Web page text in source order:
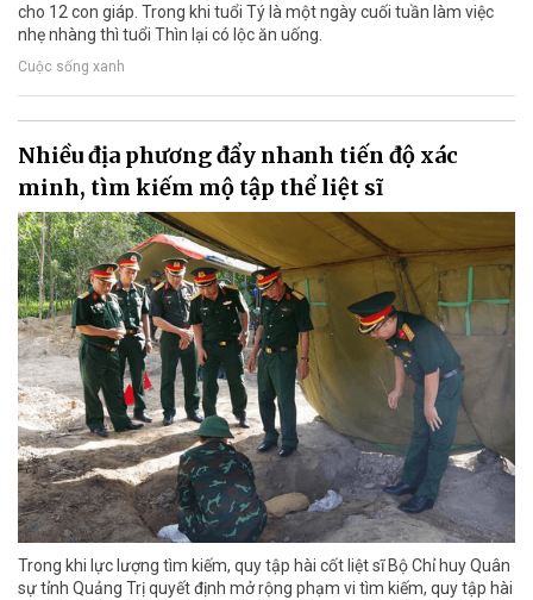
cho 12 con giáp. Trong khi tuổi Tý là một ngày cuối tuần làm việc
nhẹ nhàng thì tuổi Thìn lại có lộc ăn uống.
Cuộc sống xanh
Nhiều địa phương đẩy nhanh tiến độ xác
minh, tìm kiếm mộ tập thể liệt sĩ
Trong khi lực lượng tìm kiếm, quy tập hài cốt liệt sĩ Bộ Chỉ huy Quân
sự tỉnh Quảng Trị quyết định mở rộng phạm vi tìm kiếm, quy tập hài